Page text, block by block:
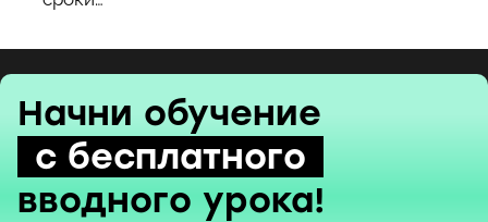
Начни обучение
с бесплатного
вводного урока!